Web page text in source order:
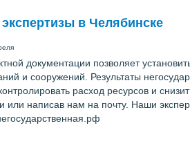
в Челябинске
документации позволяет
и сооружений. Результаты
расход ресурсов и
написав нам на почту. Наши